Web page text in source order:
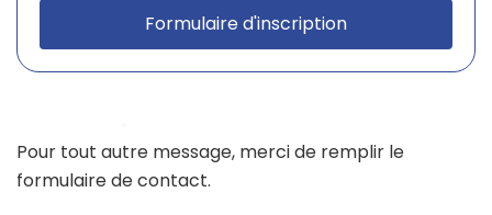
Formulaire d'inscription
Pour tout autre message, merci de remplir le
formulaire de contact.